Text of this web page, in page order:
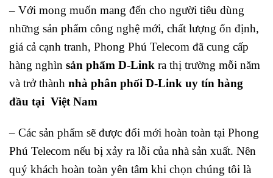
– Với mong muốn mang đến cho người tiêu dùng
những sản phẩm công nghệ mới, chất lượng ổn định,
giá cả cạnh tranh, Phong Phú Telecom đã cung cấp
hàng nghìn sản phẩm D-Link ra thị trường mỗi năm
và trở thành nhà phân phối D-Link uy tín hàng
đầu tại Việt Nam
– Các sản phẩm sẽ được đổi mới hoàn toàn tại Phong
Phú Telecom nếu bị xảy ra lỗi của nhà sản xuất. Nên
quý khách hoàn toàn yên tâm khi chọn chúng tôi là